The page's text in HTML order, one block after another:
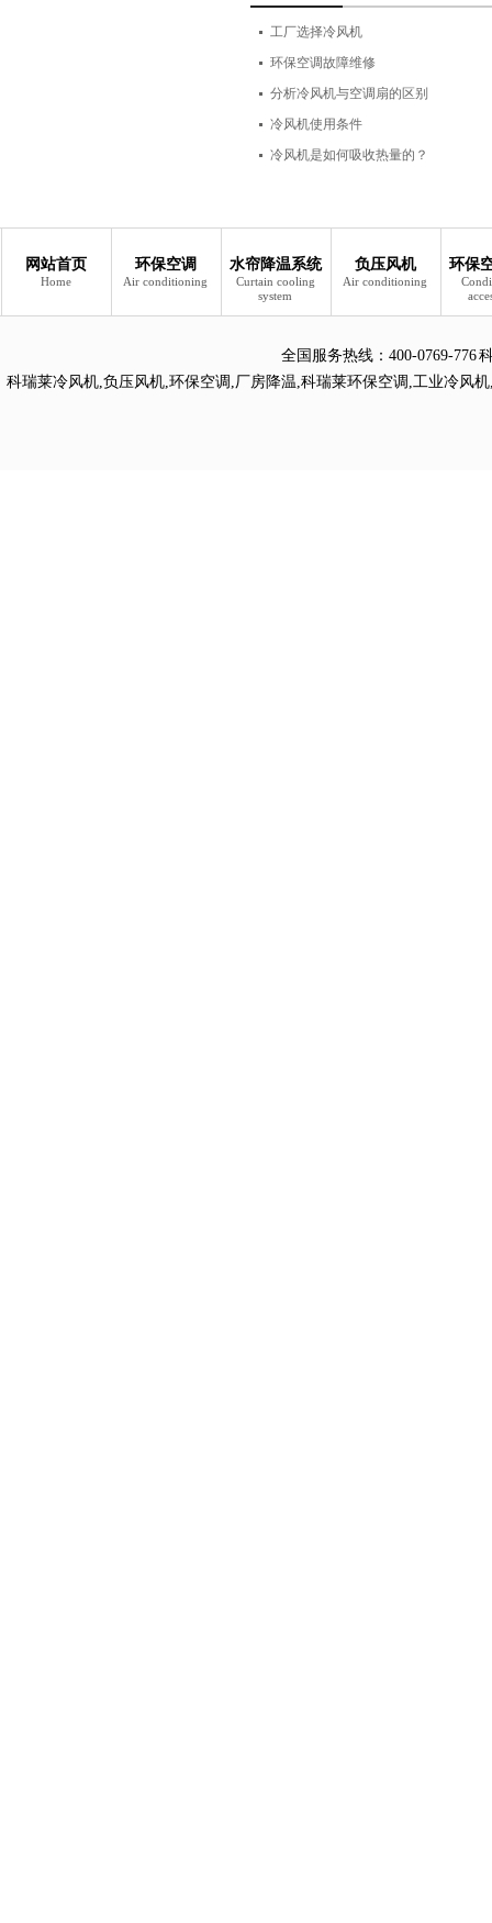
工厂选择冷风机
环保空调故障维修
分析冷风机与空调扇的区别
冷风机使用条件
冷风机是如何吸收热量的？
网站首页
Home
环保空调
Air conditioning
水帘降温系统
Curtain cooling
system
负压风机
Air conditioning
环保
全国服务热线： 400-0769-776
科瑞莱冷风机,负压风机,环保空调 ,厂房降温,科瑞莱环保空调 ,工业冷风机